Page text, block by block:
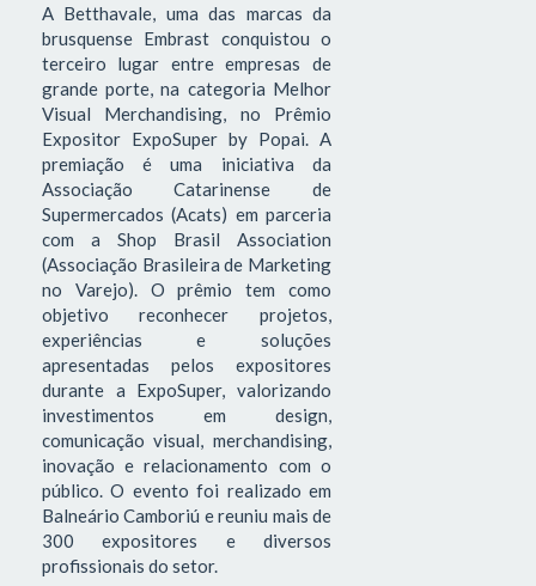
A Betthavale, uma das marcas da
brusquense Embrast conquistou o
terceiro lugar entre empresas de
grande porte, na categoria Melhor
Visual Merchandising, no Prêmio
Expositor ExpoSuper by Popai. A
premiação é uma iniciativa da
Associação Catarinense de
Supermercados (Acats) em parceria
com a Shop Brasil Association
(Associação Brasileira de Marketing
no Varejo). O prêmio tem como
objetivo reconhecer projetos,
experiências e soluções
apresentadas pelos expositores
durante a ExpoSuper, valorizando
investimentos em design,
comunicação visual, merchandising,
inovação e relacionamento com o
público. O evento foi realizado em
Balneário Camboriú e reuniu mais de
300 expositores e diversos
profissionais do setor.